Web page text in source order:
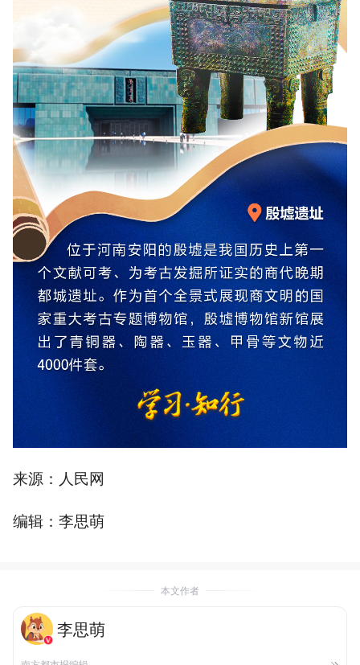
来源：人民网
编辑：李思萌
本文作者
李思萌